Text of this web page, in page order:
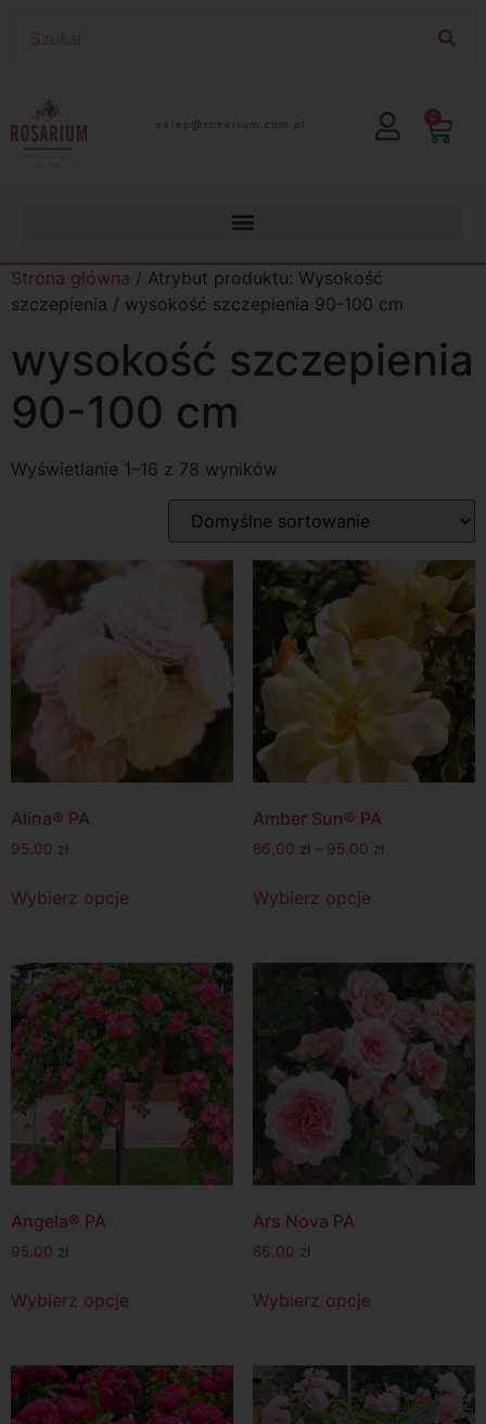
lp.moc.muirasor@pelks 0
Strona główna / Atrybut produktu: Wysokość
szczepienia / wysokość szczepienia 90-100 cm
wysokość szczepienia
90-100 cm
Wyświetlanie 1–16 z 78 wyników
Alina® PA
95.00 zł
Wybierz opcje
Amber Sun® PA
86.00 zł – 95.00 zł
Wybierz opcje
Angela® PA
95.00 zł
Wybierz opcje
Ars Nova PA
86.00 zł
Wybierz opcje